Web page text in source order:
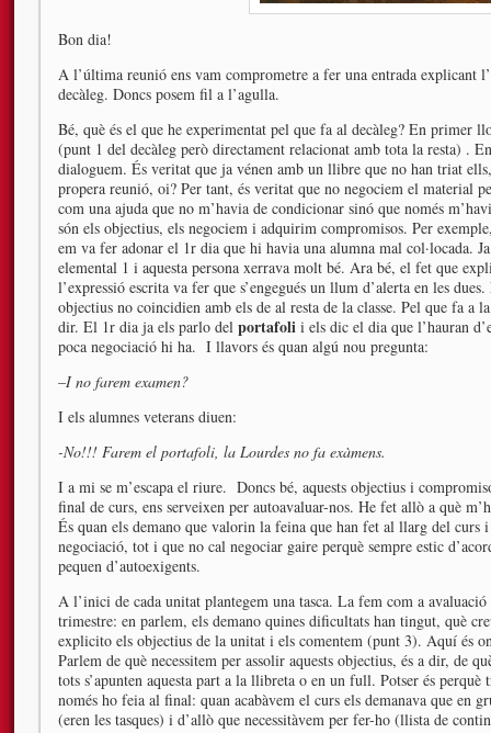
Bon dia!
A l’última reunió ens vam comprometre a fer una entrada explicant
decàleg. Doncs posem fil a l’agulla.
Bé, què és el que he experimentat pel que fa al decàleg? En primer
(punt 1 del decàleg però directament relacionat amb tota la resta) .
dialoguem. És veritat que ja vénen amb un llibre que no han triat
propera reunió, oi? Per tant, és veritat que no negociem el material
com una ajuda que no m’havia de condicionar sinó que només
són els objectius, els negociem i adquirim compromisos. Per
em va fer adonar el 1r dia que hi havia una alumna mal col·locada.
elemental 1 i aquesta persona xerrava molt bé. Ara bé, el fet que
l’expressió escrita va fer que s’engegués un llum d’alerta en les
objectius no coincidien amb els de al resta de la classe. Pel que fa a
dir. El 1r dia ja els parlo del portafoli i els dic el dia que l’hauran
poca negociació hi ha. I llavors és quan algú nou pregunta:
–I no farem examen?
I els alumnes veterans diuen:
-No!!! Farem el portafoli, la Lourdes no fa exàmens.
I a mi se m’escapa el riure. Doncs bé, aquests objectius i
final de curs, ens serveixen per autoavaluar-nos. He fet allò a què
És quan els demano que valorin la feina que han fet al llarg del
negociació, tot i que no cal negociar gaire perquè sempre estic
pequen d’autoexigents.
A l’inici de cada unitat plantegem una tasca. La fem com a
trimestre: en parlem, els demano quines dificultats han tingut, què
explicito els objectius de la unitat i els comentem (punt 3). Aquí és
Parlem de què necessitem per assolir aquests objectius, és a dir, de
tots s’apunten aquesta part a la llibreta o en un full. Potser és
només ho feia al final: quan acabàvem el curs els demanava que en
(eren les tasques) i d’allò que necessitàvem per fer-ho (llista de